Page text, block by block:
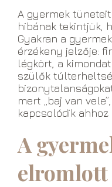
A gyermek
hibának tekintjük,
Gyakran a
érzékeny jelzője:
légkört, a
szülők
mert „baj van
kapcsolódik ahhoz
A
elromlott